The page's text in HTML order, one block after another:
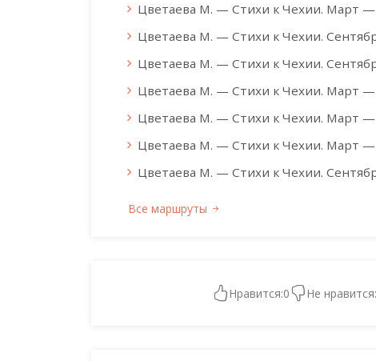
Цветаева М. — Стихи к Чехии. Март —
Цветаева М. — Стихи к Чехии.
Цветаева М. — Стихи к Чехии.
Цветаева М. — Стихи к Чехии. Март —
Цветаева М. — Стихи к Чехии. Март —
Цветаева М. — Стихи к Чехии. Март
Цветаева М. — Стихи к Чехии.
Все маршруты
Нравится:0 Не нравится: